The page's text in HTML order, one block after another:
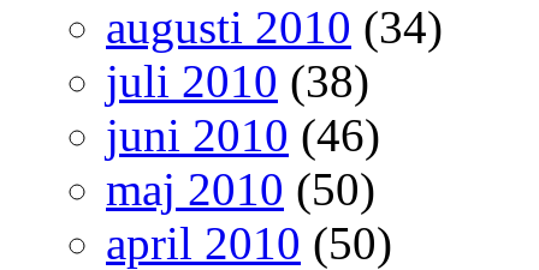
augusti 2010 (34)
juli 2010 (38)
juni 2010 (46)
maj 2010 (50)
april 2010 (50)